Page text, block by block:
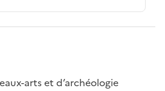
arts et d’archéologie